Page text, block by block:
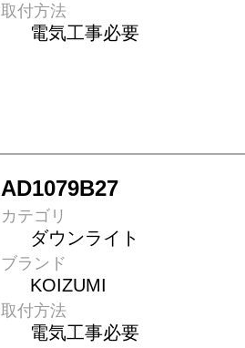
取付方法
電気工事必要
AD1079B27
カテゴリ
ダウンライト
ブランド
KOIZUMI
取付方法
電気工事必要